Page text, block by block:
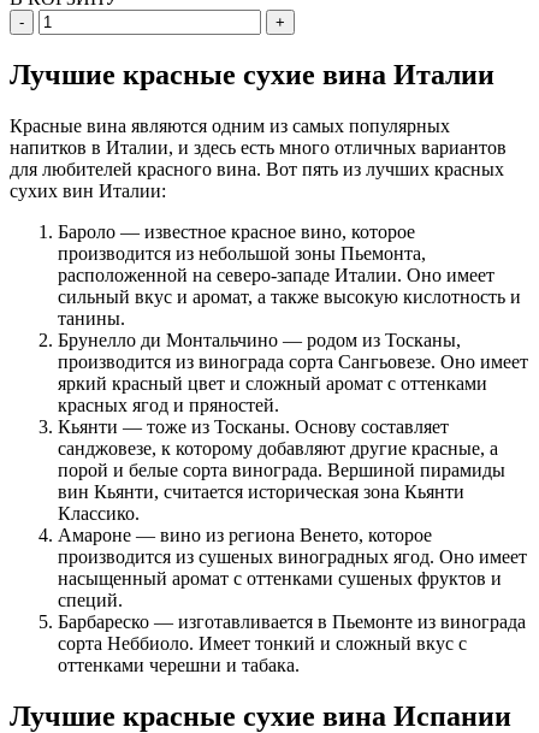
- +
Лучшие красные сухие вина Италии
Красные вина являются одним из самых популярных
напитков в Италии, и здесь есть много отличных вариантов
для любителей красного вина. Вот пять из лучших красных
сухих вин Италии:
Бароло — известное красное вино, которое
производится из небольшой зоны Пьемонта,
расположенной на северо-западе Италии. Оно имеет
сильный вкус и аромат, а также высокую кислотность и
танины.
Брунелло ди Монтальчино — родом из Тосканы,
производится из винограда сорта Сангьовезе. Оно имеет
яркий красный цвет и сложный аромат с оттенками
красных ягод и пряностей.
Кьянти — тоже из Тосканы. Основу составляет
санджовезе, к которому добавляют другие красные, а
порой и белые сорта винограда. Вершиной пирамиды
вин Кьянти, считается историческая зона Кьянти
Классико.
Амароне — вино из региона Венето, которое
производится из сушеных виноградных ягод. Оно имеет
насыщенный аромат с оттенками сушеных фруктов и
специй.
Барбареско — изготавливается в Пьемонте из винограда
сорта Неббиоло. Имеет тонкий и сложный вкус с
оттенками черешни и табака.
Лучшие красные сухие вина Испании